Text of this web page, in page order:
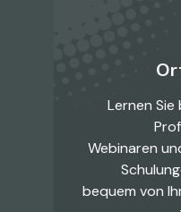
Lernen Sie
Webinaren
bequem von